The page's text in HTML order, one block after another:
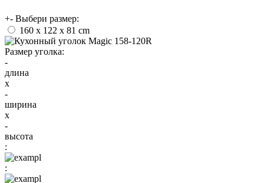
+- Выбери размер:
160 х 122 x 81 cm
Размер уголка:
-
длина
x
-
ширина
x
-
высота
:
: